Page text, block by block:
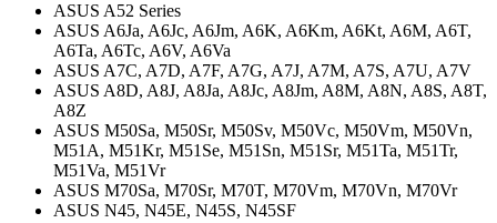
ASUS A52 Series
ASUS A6Ja, A6Jc, A6Jm, A6K, A6Km, A6Kt, A6M, A6T,
A6Ta, A6Tc, A6V, A6Va
ASUS A7C, A7D, A7F, A7G, A7J, A7M, A7S, A7U, A7V
ASUS A8D, A8J, A8Ja, A8Jc, A8Jm, A8M, A8N, A8S, A8T,
A8Z
ASUS M50Sa, M50Sr, M50Sv, M50Vc, M50Vm, M50Vn,
M51A, M51Kr, M51Se, M51Sn, M51Sr, M51Ta, M51Tr,
M51Va, M51Vr
ASUS M70Sa, M70Sr, M70T, M70Vm, M70Vn, M70Vr
ASUS N45, N45E, N45S, N45SF